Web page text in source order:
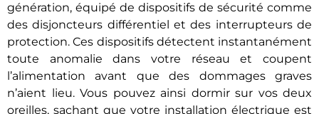
génération, équipé de dispositifs de sécurité comme
des disjoncteurs différentiel et des interrupteurs de
protection. Ces dispositifs détectent instantanément
toute anomalie dans votre réseau et coupent
l’alimentation avant que des dommages graves
n’aient lieu. Vous pouvez ainsi dormir sur vos deux
oreilles, sachant que votre installation électrique est